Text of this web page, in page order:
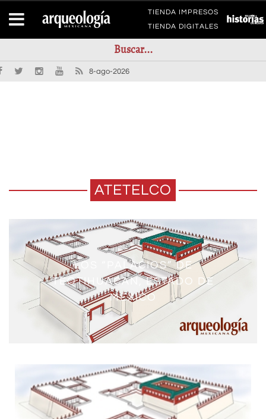
TIENDA IMPRESOS
TIENDA DIGITALES
8-ago-2026
ATETELCO
LOS “PALACIOS” DE
TEOTIHUACAN, ESTADO DE
MÉXICO